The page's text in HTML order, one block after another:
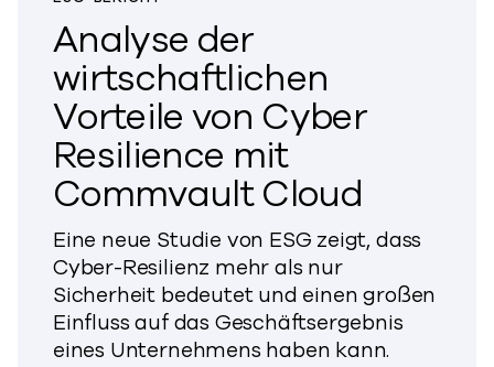
Analyse der
wirtschaftlichen
Vorteile von Cyber
Resilience mit
Commvault Cloud
Eine neue Studie von ESG zeigt, dass
Cyber-Resilienz mehr als nur
Sicherheit bedeutet und einen großen
Einfluss auf das Geschäftsergebnis
eines Unternehmens haben kann.